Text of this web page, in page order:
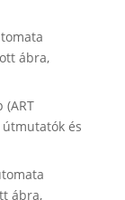
ábra,
(ART
és
ábra,